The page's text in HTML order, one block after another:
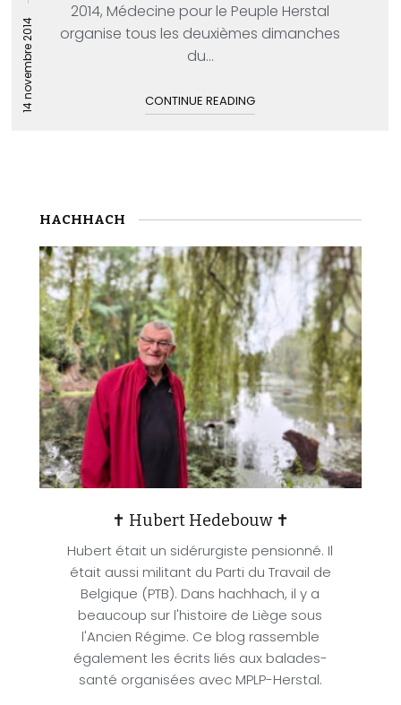
14 novembre 2014
2014, Médecine pour le Peuple Herstal
organise tous les deuxièmes dimanches
du...
CONTINUE READING
HACHHACH
✝ Hubert Hedebouw ✝
Hubert était un sidérurgiste pensionné. Il
était aussi militant du Parti du Travail de
Belgique (PTB). Dans hachhach, il y a
beaucoup sur l'histoire de Liège sous
l'Ancien Régime. Ce blog rassemble
également les écrits liés aux balades-
santé organisées avec MPLP-Herstal.